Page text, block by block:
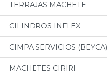
TERRAJAS MACHETE
CILINDROS INFLEX
CIMPA SERVICIOS (BEYCA)
MACHETES CIRIRI